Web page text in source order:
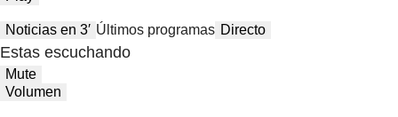
Noticias en 3′ Últimos programas Directo
Estas escuchando
Mute
Volumen